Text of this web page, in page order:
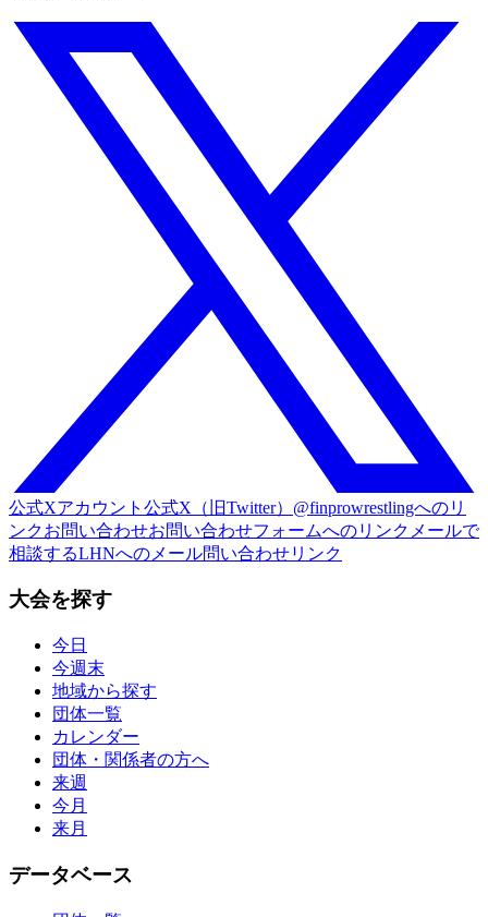
公式Xアカウント 公式X（旧Twitter）@finprowrestlingへのリ
ンクお問い合わせお問い合わせフォームへのリンク メールで
相談するLHNへのメール問い合わせリンク
大会を探す
今日
今週末
地域から探す
団体一覧
カレンダー
団体・関係者の方へ
来週
今月
来月
データベース